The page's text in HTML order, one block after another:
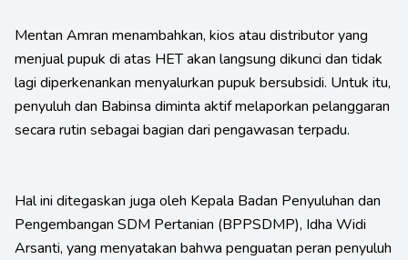
Mentan Amran menambahkan, kios atau distributor yang
menjual pupuk di atas HET akan langsung dikunci dan tidak
lagi diperkenankan menyalurkan pupuk bersubsidi. Untuk itu,
penyuluh dan Babinsa diminta aktif melaporkan pelanggaran
secara rutin sebagai bagian dari pengawasan terpadu.
Hal ini ditegaskan juga oleh Kepala Badan Penyuluhan dan
Pengembangan SDM Pertanian (BPPSDMP), Idha Widi
Arsanti, yang menyatakan bahwa penguatan peran penyuluh